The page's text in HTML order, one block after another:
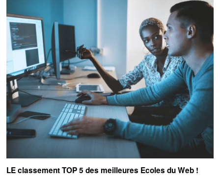
LE classement TOP 5 des meilleures Ecoles du Web !